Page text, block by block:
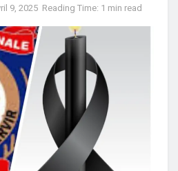
9, 2025 Reading Time: 1 min read